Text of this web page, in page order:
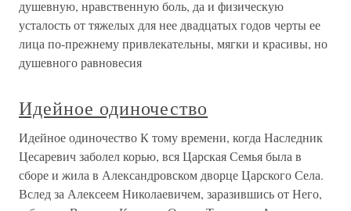
душевную, нравственную боль, да и физическую
усталость от тяжелых для нее двадцатых годов черты ее
лица по-прежнему привлекательны, мягки и красивы, но
душевного равновесия
Идейное одиночество
Идейное одиночество К тому времени, когда Наследник
Цесаревич заболел корью, вся Царская Семья была в
сборе и жила в Александровском дворце Царского Села.
Вслед за Алексеем Николаевичем, заразившись от Него,